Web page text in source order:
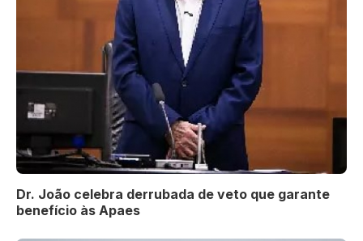
Dr. João celebra derrubada de veto que garante
benefício às Apaes